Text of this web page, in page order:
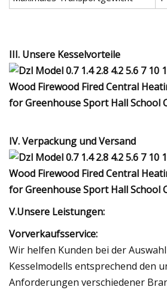
III. Unsere Kesselvorteile
IV. Verpackung und Versand
V.Unsere Leistungen:
Vorverkaufsservice:
Wir helfen Kunden bei der
Kesselmodells entsprechend den
Anforderungen verschiedener